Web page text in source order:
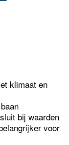
klimaat en
bij waarden
voor